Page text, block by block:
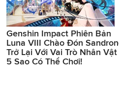
Genshin Impact Phiên Bản
Luna VIII Chào Đón
Trở Lại Với Vai Trò Nhân Vật
5 Sao Có Thể Chơi!